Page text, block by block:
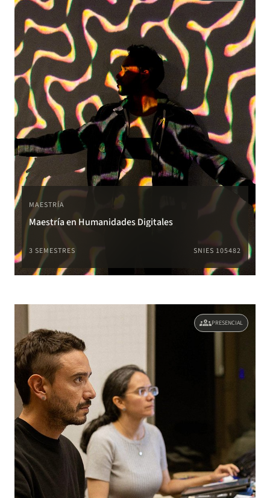
MAESTRÍA
Maestría en Humanidades Digitales
3 SEMESTRES SNIES 105482
groupsPRESENCIAL